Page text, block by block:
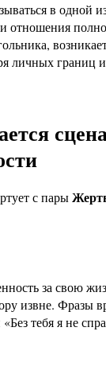
в одной
отношения
личных границ
с пары
за свою
извне. Фразы
тебя я не